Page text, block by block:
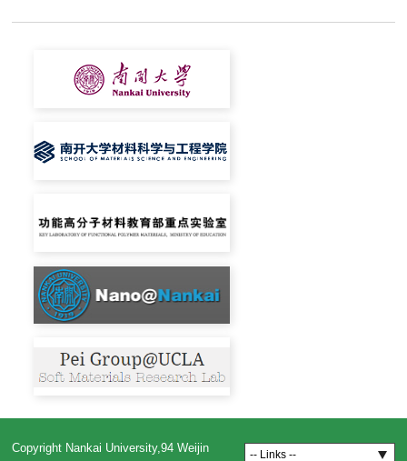
Copyright Nankai University,94 Weijin
-- Links --